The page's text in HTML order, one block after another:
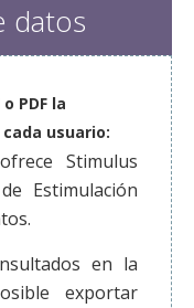
datos
PDF la
usuario:
Stimulus
Estimulación
en la
exportar